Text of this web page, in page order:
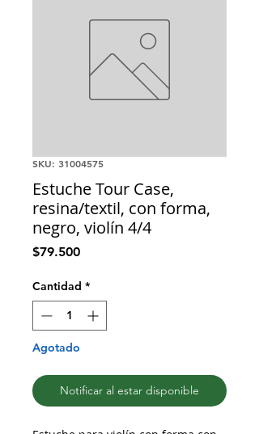
SKU: 31004575
Estuche Tour Case,
resina/textil, con forma,
negro, violín 4/4
$79.500Precio
Cantidad *
Agotado
Notificar al estar disponible